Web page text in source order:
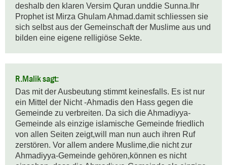
deshalb den klaren Versim Quran unddie Sunna.Ihr
Prophet ist Mirza Ghulam Ahmad.damit schliessen sie
sich selbst aus der Gemeinschaft der Muslime aus und
bilden eine eigene relligiöse Sekte.
R.Malik sagt:
Das mit der Ausbeutung stimmt keinesfalls. Es ist nur
ein Mittel der Nicht -Ahmadis den Hass gegen die
Gemeinde zu verbreiten. Da sich die Ahmadiyya-
Gemeinde als einzige islamische Gemeinde friedlich
von allen Seiten zeigt,will man nun auch ihren Ruf
zerstören. Vor allem andere Muslime,die nicht zur
Ahmadiyya-Gemeinde gehören,können es nicht